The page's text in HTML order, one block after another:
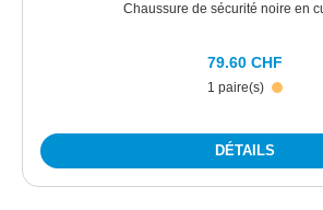
Chaussure de sécurité noire en
1 paire(s)
79.60 CHF
DÉTAILS